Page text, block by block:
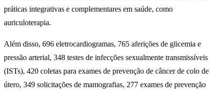
práticas integrativas e complementares em saúde, como
auriculoterapia.
Além disso, 696 eletrocardiogramas, 765 aferições de glicemia e
pressão arterial, 348 testes de infecções sexualmente transmissíveis
(ISTs), 420 coletas para exames de prevenção de câncer de colo de
útero, 349 solicitações de mamografias, 277 exames de prevenção